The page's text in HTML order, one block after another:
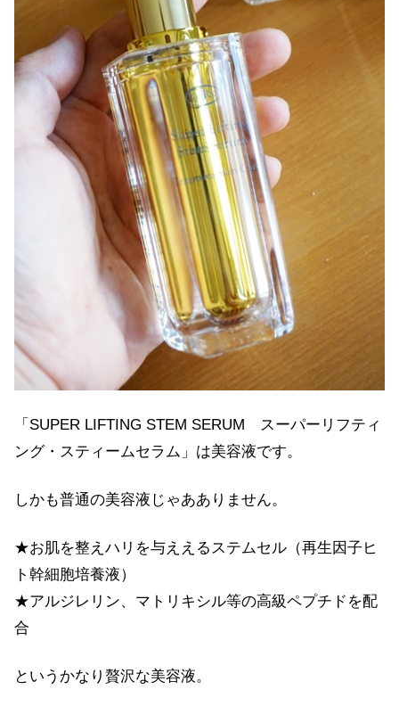
「SUPER LIFTING STEM SERUM スーパーリフティ
ング・スティームセラム」は美容液です。
しかも普通の美容液じゃあありません。
★お肌を整えハリを与ええるステムセル（再生因子ヒ
ト幹細胞培養液）
★アルジレリン、マトリキシル等の高級ペプチドを配
合
というかなり贅沢な美容液。